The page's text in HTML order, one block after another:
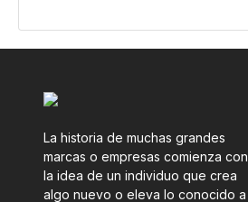
La historia de muchas grandes
marcas o empresas comienza con
la idea de un individuo que crea
algo nuevo o eleva lo conocido a